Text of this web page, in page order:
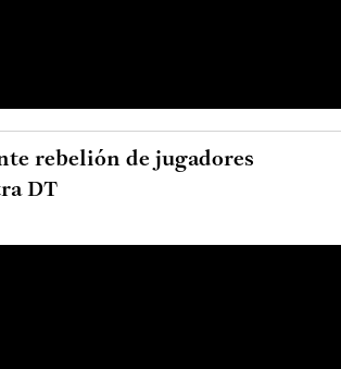
rebelión de jugadores
DT